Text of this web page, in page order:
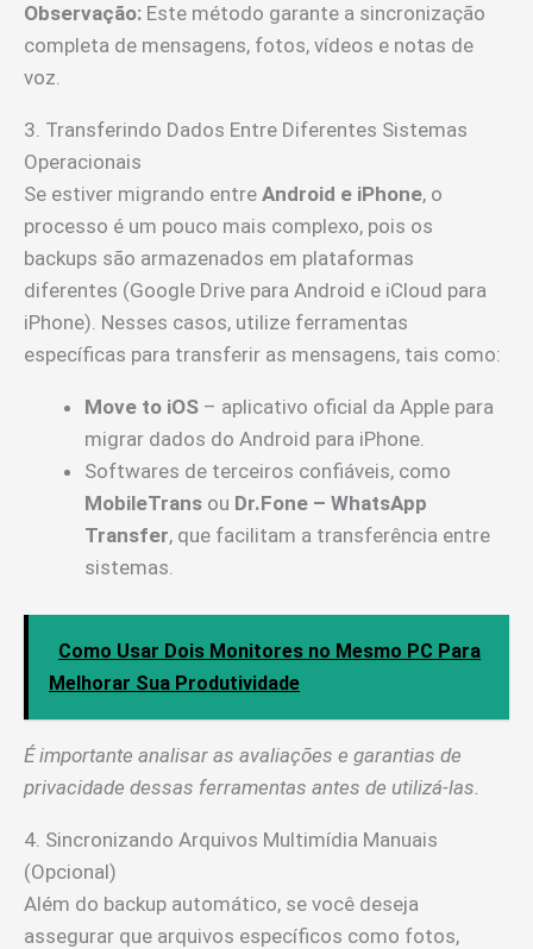
Observação: Este método garante a sincronização
completa de mensagens, fotos, vídeos e notas de
voz.
3. Transferindo Dados Entre Diferentes Sistemas
Operacionais
Se estiver migrando entre Android e iPhone, o
processo é um pouco mais complexo, pois os
backups são armazenados em plataformas
diferentes (Google Drive para Android e iCloud para
iPhone). Nesses casos, utilize ferramentas
específicas para transferir as mensagens, tais como:
Move to iOS – aplicativo oficial da Apple para
migrar dados do Android para iPhone.
Softwares de terceiros confiáveis, como
MobileTrans ou Dr.Fone – WhatsApp
Transfer, que facilitam a transferência entre
sistemas.
Como Usar Dois Monitores no Mesmo PC Para
Melhorar Sua Produtividade
É importante analisar as avaliações e garantias de
privacidade dessas ferramentas antes de utilizá-las.
4. Sincronizando Arquivos Multimídia Manuais
(Opcional)
Além do backup automático, se você deseja
assegurar que arquivos específicos como fotos,